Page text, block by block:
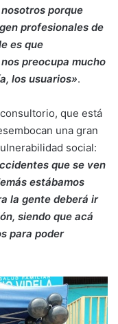
porque
profesionales de
es que
preocupa mucho
los usuarios».
que está
una gran
social:
que se ven
estábamos
la gente deberá ir
siendo que acá
para poder